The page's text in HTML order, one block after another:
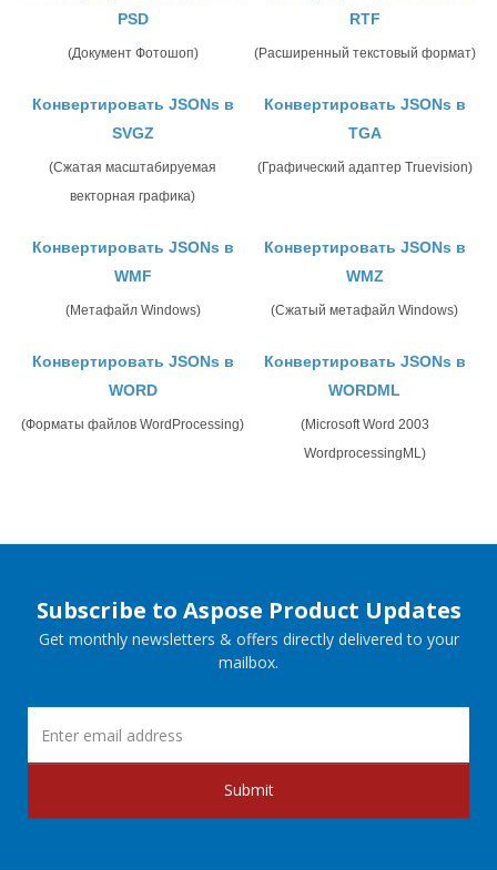
PSD
(Документ Фотошоп)
RTF
(Расширенный текстовый формат)
Конвертировать JSONs в
SVGZ
(Сжатая масштабируемая
векторная графика)
Конвертировать JSONs в
TGA
(Графический адаптер Truevision)
Конвертировать JSONs в
WMF
(Метафайл Windows)
Конвертировать JSONs в
WMZ
(Сжатый метафайл Windows)
Конвертировать JSONs в
WORD
(Форматы файлов WordProcessing)
Конвертировать JSONs в
WORDML
(Microsoft Word 2003
WordprocessingML)
Subscribe to Aspose Product Updates
Get monthly newsletters & offers directly delivered to your
mailbox.
Submit